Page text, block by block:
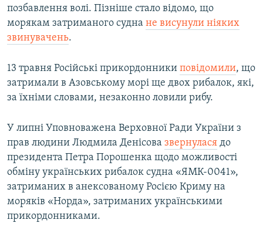
позбавлення волі. Пізніше стало відомо, що
морякам затриманого судна не висунули ніяких
звинувачень.
13 травня Російські прикордонники повідомили, що
затримали в Азовському морі ще двох рибалок, які,
за їхніми словами, незаконно ловили рибу.
У липні Уповноважена Верховної Ради України з
прав людини Людмила Денісова звернулася до
президента Петра Порошенка щодо можливості
обміну українських рибалок судна «ЯМК-0041»,
затриманих в анексованому Росією Криму на
моряків «Норда», затриманих українськими
прикордонниками.